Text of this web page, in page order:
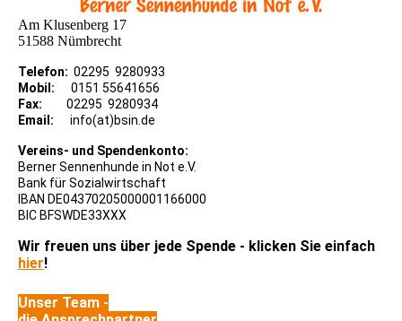
Am Klusenberg 17
51588 Nümbrecht
Telefon: 02295 9280933
Mobil: 0151 55641656
Fax:
02295 9280934
Email: info(at)bsin.de
Vereins- und Spendenkonto:
Berner Sennenhunde in Not e.V.
Bank für Sozialwirtschaft
IBAN DE04370205000001166000
BIC BFSWDE33XXX
Wir freuen uns über jede Spende - klicken Sie einfach
hier!
Unser Team -